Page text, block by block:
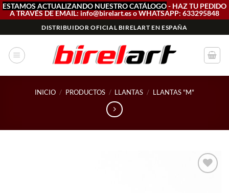
ESTAMOS ACTUALIZANDO NUESTRO CATÁLOGO- HAZ TU PEDIDO
A TRAVÉS DE EMAIL: info@birelart.es o WHATSAPP: 633295848
al
contenido
DISTRIBUIDOR OFICIAL BIRELART EN ESPAÑA
INICIO / PRODUCTOS / LLANTAS / LLANTAS "M"